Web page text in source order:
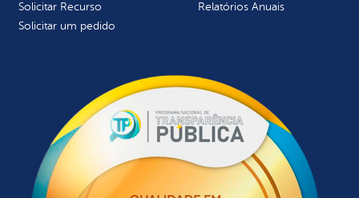
Solicitar Recurso
Solicitar um pedido
Relatórios Anuais